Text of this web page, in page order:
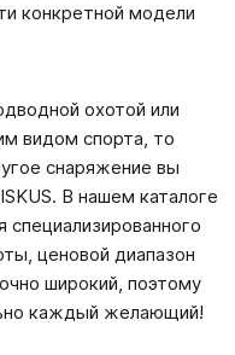
конкретной модели
охотой или
видом спорта, то
снаряжение вы
В нашем каталоге
ценовой диапазон
широкий, поэтому
каждый желающий!